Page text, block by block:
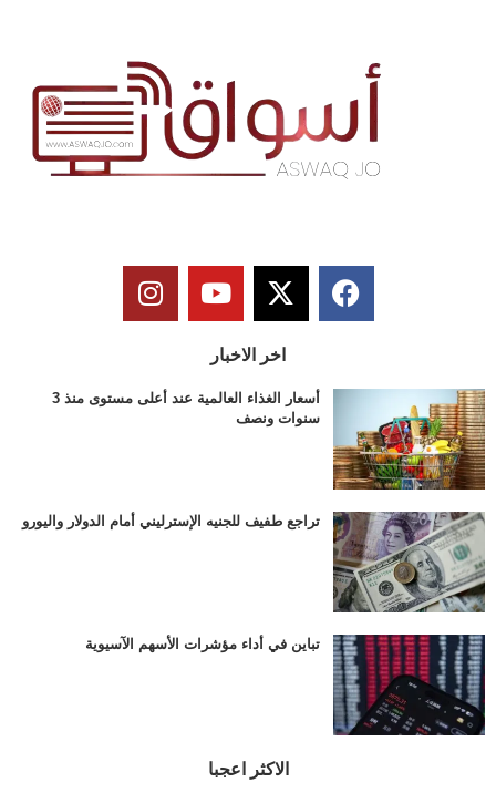
اخر الاخبار
أسعار الغذاء العالمية عند أعلى مستوى منذ 3
سنوات ونصف
تراجع طفيف للجنيه الإسترليني أمام الدولار واليورو
تباين في أداء مؤشرات الأسهم الآسيوية
الاكثر اعجبا